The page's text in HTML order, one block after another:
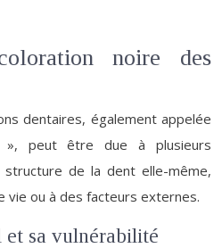
noire des
dentaires, également appelée
», peut être due à plusieurs
de la dent elle-même,
vie ou à des facteurs externes.
et sa vulnérabilité